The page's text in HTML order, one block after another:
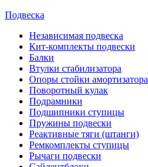
Подвеска
Независимая подвеска
Кит-комплекты подвески
Балки
Втулки стабилизатора
Опоры стойки амортизатора
Поворотный кулак
Подрамники
Подшипники ступицы
Пружины подвески
Реактивные тяги (штанги)
Ремкомплекты ступицы
Рычаги подвески